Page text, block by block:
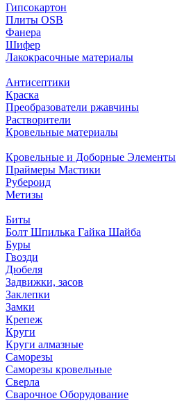
Гипсокартон
Плиты ОSB
Фанера
Шифер
Лакокрасочные материалы
Антисептики
Краска
Преобразователи ржавчины
Растворители
Кровельные материалы
Кровельные и Доборные Элементы
Праймеры Мастики
Рубероид
Метизы
Биты
Болт Шпилька Гайка Шайба
Буры
Гвозди
Дюбеля
Задвижки, засов
Заклепки
Замки
Крепеж
Круги
Круги алмазные
Саморезы
Саморезы кровельные
Сверла
Сварочное Оборудование